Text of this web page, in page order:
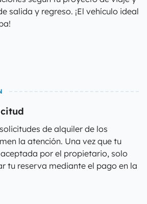
salida y regreso. ¡El vehículo ideal
de alquiler de los
la atención. Una vez que tu
por el propietario, solo
tu reserva mediante el pago en la